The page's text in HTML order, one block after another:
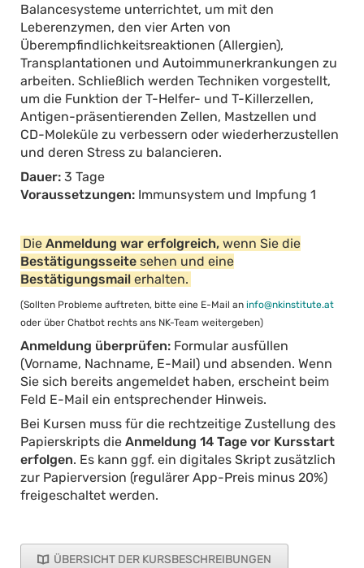
Balancesysteme unterrichtet, um mit den
Leberenzymen, den vier Arten von
Überempfindlichkeitsreaktionen (Allergien),
Transplantationen und Autoimmunerkrankungen zu
arbeiten. Schließlich werden Techniken vorgestellt,
um die Funktion der T-Helfer- und T-Killerzellen,
Antigen-präsentierenden Zellen, Mastzellen und
CD-Moleküle zu verbessern oder wiederherzustellen
und deren Stress zu balancieren.
Dauer:3 Tage
Voraussetzungen:Immunsystem und Impfung 1
Die Anmeldung war erfolgreich, wenn Sie die
Bestätigungsseite sehen und eine
Bestätigungsmail erhalten.
(Sollten Probleme auftreten, bitte eine E-Mail an info@nkinstitute.at
oder über Chatbot rechts ans NK-Team weitergeben)
Anmeldung überprüfen:Formular ausfüllen
(Vorname, Nachname, E-Mail) und absenden. Wenn
Sie sich bereits angemeldet haben, erscheint beim
Feld E-Mail ein entsprechender Hinweis.
Bei Kursen muss für die rechtzeitige Zustellung des
Papierskripts die Anmeldung 14 Tage vor Kursstart
erfolgen. Es kann ggf. ein digitales Skript zusätzlich
zur Papierversion (regulärer App-Preis minus 20%)
freigeschaltet werden.
ÜBERSICHT DER KURSBESCHREIBUNGEN